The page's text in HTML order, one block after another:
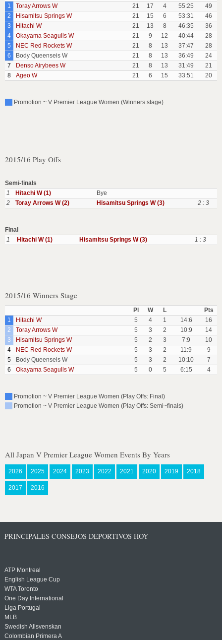
1
Toray Arrows W 21 17 4 55:25
49
2
Hisamitsu Springs W 21 15 6 53:31
46
3
Hitachi W 21 13 8 46:35
36
4
Okayama Seagulls W 21 9 12 40:44
28
5
NEC Red Rockets W 21 8 13 37:47
28
6
Body Queenseis W 21 8 13 36:49
24
7
Denso Airybees W 21 8 13 31:49
21
8
Ageo W 21 6 15 33:51 20
Promotion ~ V Premier League Women (Winners stage)
2015/16 Play Offs
Semi-finals
1
Hitachi W (1)
Bye
2
Toray Arrows W (2) Hisamitsu Springs W (3) 2 : 3
Final
1
Hitachi W (1) Hisamitsu Springs W (3) 1 : 3
2015/16 Winners Stage
Pl W L
Pts
1
Hitachi W 5 4 1 14:6
16
2
Toray Arrows W 5 3 2 10:9
14
3
Hisamitsu Springs W 5 2 3 7:9
10
4
NEC Red Rockets W 5 3 2 11:9
9
5
Body Queenseis W 5 3 2 10:10
7
6
Okayama Seagulls W 5 0 5 6:15 4
Promotion ~ V Premier League Women (Play Offs: Final)
Promotion ~ V Premier League Women (Play Offs: Semi~finals)
All Japan V Premier League Women Events By Years
2026 2025 2024 2023 2022 2021 2020 2019 2018
2017 2016
PRINCIPALES CONSEJOS DEPORTIVOS HOY
ATP Montreal
English League Cup
WTA Toronto
One Day International
Liga Portugal
MLB
Swedish Allsvenskan
Colombian Primera A